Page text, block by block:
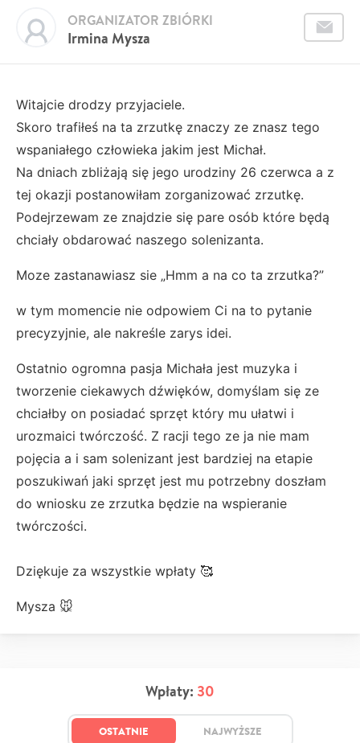
Irmina Mysza
ORGANIZATOR ZBIÓRKI
Witajcie drodzy przyjaciele.
Skoro trafiłeś na ta zrzutkę znaczy ze znasz tego
wspaniałego człowieka jakim jest Michał.
Na dniach zbliżają się jego urodziny 26 czerwca a z
tej okazji postanowiłam zorganizować zrzutkę.
Podejrzewam ze znajdzie się pare osób które będą
chciały obdarować naszego solenizanta.
Moze zastanawiasz sie „Hmm a na co ta zrzutka?”
w tym momencie nie odpowiem Ci na to pytanie
precyzyjnie, ale nakreśle zarys idei.
Ostatnio ogromna pasja Michała jest muzyka i
tworzenie ciekawych dźwięków, domyślam się ze
chciałby on posiadać sprzęt który mu ułatwi i
urozmaici twórczość. Z racji tego ze ja nie mam
pojęcia a i sam solenizant jest bardziej na etapie
poszukiwań jaki sprzęt jest mu potrzebny doszłam
do wniosku ze zrzutka będzie na wspieranie
twórczości.
Dziękuje za wszystkie wpłaty 🥰
Mysza 🐭
Wpłaty: 30
OSTATNIE NAJWYŻSZE